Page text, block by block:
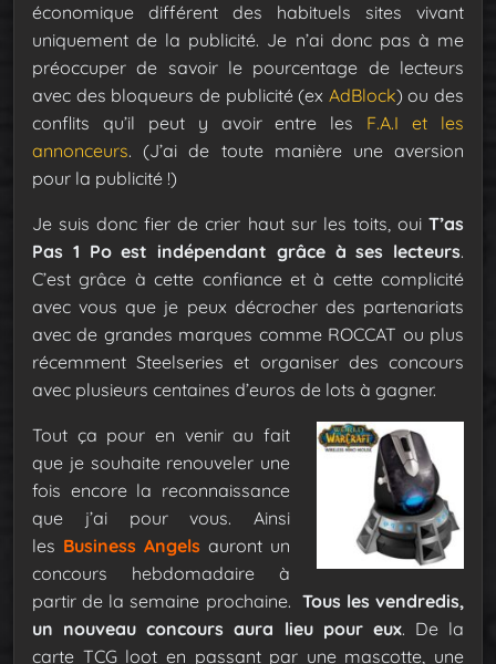
économique différent des habituels sites vivant
uniquement de la publicité. Je n’ai donc pas à me
préoccuper de savoir le pourcentage de lecteurs
avec des bloqueurs de publicité (ex AdBlock) ou des
conflits qu’il peut y avoir entre les F.A.I et les
annonceurs. (J’ai de toute manière une aversion
pour la publicité !)
Je suis donc fier de crier haut sur les toits, ouiT’as
Pas 1 Po est indépendant grâce à ses lecteurs.
C’est grâce à cette confiance et à cette complicité
avec vous que je peux décrocher des partenariats
avec de grandes marques comme ROCCAT ou plus
récemment Steelseries et organiser des concours
avec plusieurs centaines d’euros de lots à gagner.
Tout ça pour en venir au fait
que je souhaite renouveler une
fois encore la reconnaissance
que j’ai pour vous. Ainsi
les Business Angels auront un
concours hebdomadaire à
partir de la semaine prochaine. Tous les vendredis,
un nouveau concours aura lieu pour eux. De la
carte TCG loot en passant par une mascotte, une